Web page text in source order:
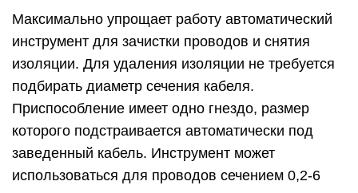
специальный вид щипцов для снятия изоляции с
проводов, которые используются для обработки
витой пары. Инструмент выполнен в виде
зажима, оснащенного встроенным лезвием.
Такое приспособление может произвести
манипуляцию, способствующую точному и
аккуратному снятию внешней оболочки кабеля.
Данный инструмент позволяет обрабатывать